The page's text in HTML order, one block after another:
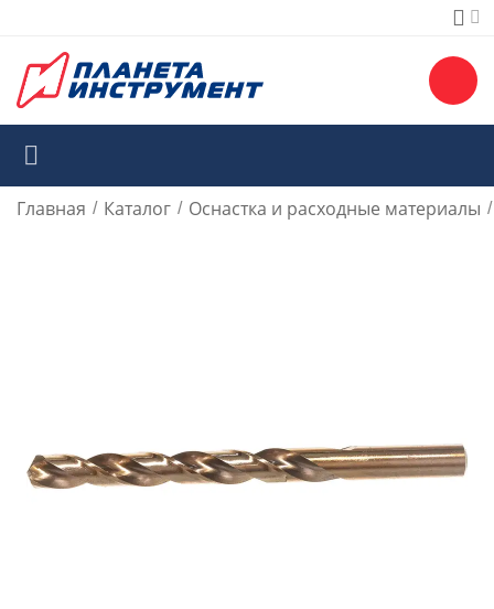
Главная / Каталог / Оснастка и расходные материалы /